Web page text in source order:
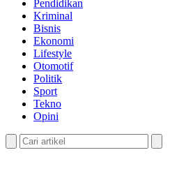
Pendidikan
Kriminal
Bisnis
Ekonomi
Lifestyle
Otomotif
Politik
Sport
Tekno
Opini